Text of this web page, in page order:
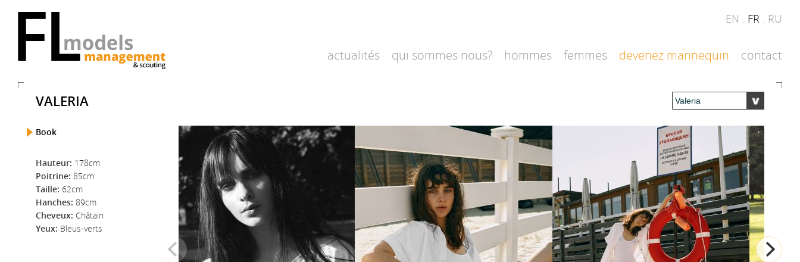
EN . FR . RU
actualités qui sommes nous? hommes femmes devenez mannequin contact
VALERIA
Book
Hauteur: 178cm
Poitrine: 85cm
Taille: 62cm
Hanches: 89cm
Cheveux: Châtain
Yeux: Bleus-verts